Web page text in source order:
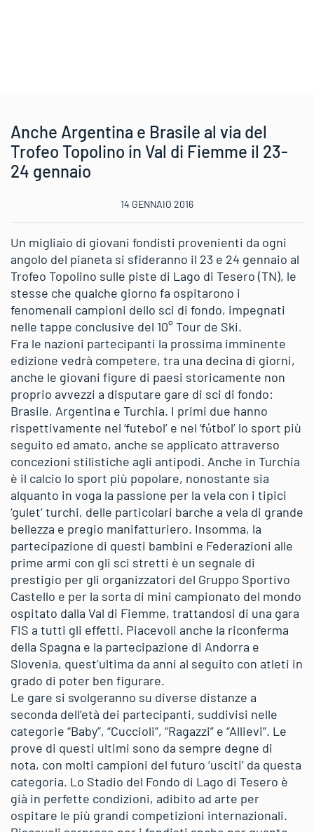
Anche Argentina e Brasile al via del
Trofeo Topolino in Val di Fiemme il 23-
24 gennaio
14 GENNAIO 2016
Un migliaio di giovani fondisti provenienti da ogni
angolo del pianeta si sfideranno il 23 e 24 gennaio al
Trofeo Topolino sulle piste di Lago di Tesero (TN), le
stesse che qualche giorno fa ospitarono i
fenomenali campioni dello sci di fondo, impegnati
nelle tappe conclusive del 10° Tour de Ski.
Fra le nazioni partecipanti la prossima imminente
edizione vedrà competere, tra una decina di giorni,
anche le giovani figure di paesi storicamente non
proprio avvezzi a disputare gare di sci di fondo:
Brasile, Argentina e Turchia. I primi due hanno
rispettivamente nel ‘futebol’ e nel ‘fύtbol’ lo sport più
seguito ed amato, anche se applicato attraverso
concezioni stilistiche agli antipodi. Anche in Turchia
è il calcio lo sport più popolare, nonostante sia
alquanto in voga la passione per la vela con i tipici
‘gulet’ turchi, delle particolari barche a vela di grande
bellezza e pregio manifatturiero. Insomma, la
partecipazione di questi bambini e Federazioni alle
prime armi con gli sci stretti è un segnale di
prestigio per gli organizzatori del Gruppo Sportivo
Castello e per la sorta di mini campionato del mondo
ospitato dalla Val di Fiemme, trattandosi di una gara
FIS a tutti gli effetti. Piacevoli anche la riconferma
della Spagna e la partecipazione di Andorra e
Slovenia, quest’ultima da anni al seguito con atleti in
grado di poter ben figurare.
Le gare si svolgeranno su diverse distanze a
seconda dell’età dei partecipanti, suddivisi nelle
categorie “Baby”, “Cuccioli”, “Ragazzi” e “Allievi”. Le
prove di questi ultimi sono da sempre degne di
nota, con molti campioni del futuro ‘usciti’ da questa
categoria. Lo Stadio del Fondo di Lago di Tesero è
già in perfette condizioni, adibito ad arte per
ospitare le più grandi competizioni internazionali.